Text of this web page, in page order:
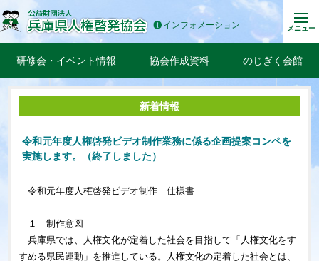
インフォメーション メニュー
研修会・イベント情報 協会作成資料 のじぎく会館
新着情報
令和元年度人権啓発ビデオ制作業務に係る企画提案コンペを
実施します。（終了しました）
令和元年度人権啓発ビデオ制作 仕様書
１ 制作意図
兵庫県では、人権文化が定着した社会を目指して「人権文化をす
すめる県民運動」を推進している。人権文化の定着した社会とは、